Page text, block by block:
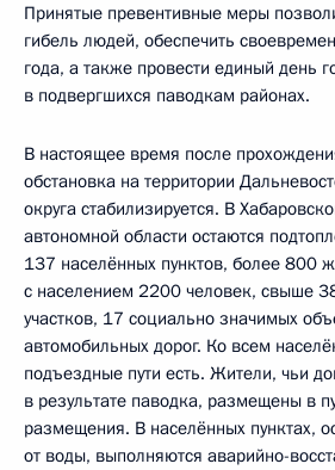
Принятые превентивные меры
гибель людей, обеспечить
года, а также провести единый день
в подвергшихся паводкам районах.
В настоящее время после
обстановка на территории
округа стабилизируется. В
автономной области остаются
137 населённых пунктов, более 800
с населением 2200 человек, свыше
участков, 17 социально значимых
автомобильных дорог. Ко всем
подъездные пути есть. Жители, чьи
в результате паводка, размещены в
размещения. В населённых пунктах,
от воды, выполняются аварийно-